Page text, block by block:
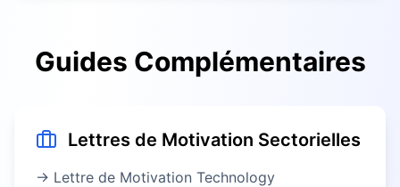
Guides Complémentaires
Lettres de Motivation Sectorielles
→ Lettre de Motivation Technology